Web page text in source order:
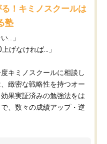
！キミノスクールは
塾
…」
げなければ…」
キミノスクールに相談し
緻密な戦略性を持つオー
果実証済みの勉強法をは
、数々の成績アップ・逆